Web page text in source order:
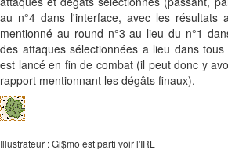
au n°4 dans l'interface, avec les résultats
mentionné au round n°3 au lieu du n°1
des attaques sélectionnées a lieu dans
est lancé en fin de combat (il peut donc y
rapport mentionnant les dégâts finaux).
Illustrateur : Gi$mo est parti voir l'IRL